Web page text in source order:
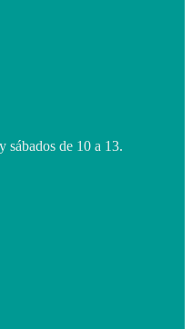
sábados de 10 a 13.